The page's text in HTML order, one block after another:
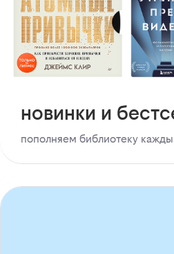
новинки и
пополняем библиотеку